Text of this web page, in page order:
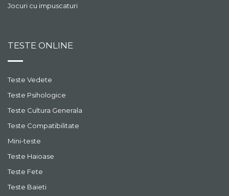
Jocuri cu impuscaturi
TESTE ONLINE
Teste Vedete
Teste Psihologice
Teste Cultura Generala
Teste Compatibilitate
Mini-teste
Teste Haioase
Teste Fete
Teste Baieti